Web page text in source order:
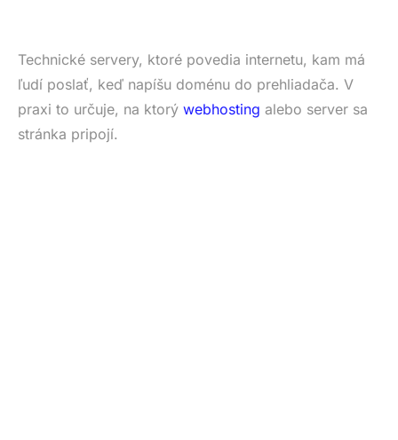
Technické servery, ktoré povedia internetu, kam má
ľudí poslať, keď napíšu doménu do prehliadača. V
praxi to určuje, na ktorý webhosting alebo server sa
stránka pripojí.